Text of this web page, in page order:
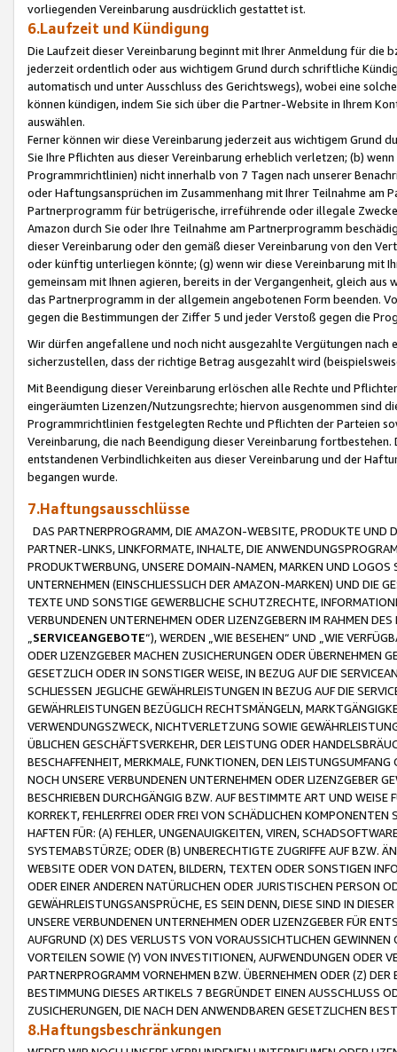
vorliegenden Vereinbarung ausdrücklich gestattet ist.
6.Laufzeit und Kündigung
Die Laufzeit dieser Vereinbarung beginnt mit Ihrer Anmeldung für die
jederzeit ordentlich oder aus wichtigem Grund durch schriftliche
automatisch und unter Ausschluss des Gerichtswegs), wobei eine
können kündigen, indem Sie sich über die Partner-Website in Ihrem
auswählen.
Ferner können wir diese Vereinbarung jederzeit aus wichtigem Grund
Sie Ihre Pflichten aus dieser Vereinbarung erheblich verletzen; (b)
Programmrichtlinien) nicht innerhalb von 7 Tagen nach unserer
oder Haftungsansprüchen im Zusammenhang mit Ihrer Teilnahme am
Partnerprogramm für betrügerische, irreführende oder illegale
Amazon durch Sie oder Ihre Teilnahme am Partnerprogramm
dieser Vereinbarung oder den gemäß dieser Vereinbarung von den
oder künftig unterliegen könnte; (g) wenn wir diese Vereinbarung mit
gemeinsam mit Ihnen agieren, bereits in der Vergangenheit, gleich
das Partnerprogramm in der allgemein angebotenen Form beenden.
gegen die Bestimmungen der Ziffer 5 und jeder Verstoß gegen die
Wir dürfen angefallene und noch nicht ausgezahlte Vergütungen
sicherzustellen, dass der richtige Betrag ausgezahlt wird
Mit Beendigung dieser Vereinbarung erlöschen alle Rechte und
eingeräumten Lizenzen/Nutzungsrechte; hiervon ausgenommen sind
Programmrichtlinien festgelegten Rechte und Pflichten der Parteien
Vereinbarung, die nach Beendigung dieser Vereinbarung
entstandenen Verbindlichkeiten aus dieser Vereinbarung und der
begangen wurde.
7.Haftungsausschlüsse
DAS PARTNERPROGRAMM, DIE AMAZON-WEBSITE, PRODUKTE UND
PARTNER-LINKS, LINKFORMATE, INHALTE, DIE
PRODUKTWERBUNG, UNSERE DOMAIN-NAMEN, MARKEN UND
UNTERNEHMEN (EINSCHLIESSLICH DER AMAZON-MARKEN) UND DIE
TEXTE UND SONSTIGE GEWERBLICHE SCHUTZRECHTE,
VERBUNDENEN UNTERNEHMEN ODER LIZENZGEBERN IM RAHMEN
SERVICEANGEBOTE“), WERDEN „WIE BESEHEN“ UND „WIE
ODER LIZENZGEBER MACHEN ZUSICHERUNGEN ODER ÜBERNEHMEN
GESETZLICH ODER IN SONSTIGER WEISE, IN BEZUG AUF DIE
SCHLIESSEN JEGLICHE GEWÄHRLEISTUNGEN IN BEZUG AUF DIE
GEWÄHRLEISTUNGEN BEZÜGLICH RECHTSMÄNGELN,
VERWENDUNGSZWECK, NICHTVERLETZUNG SOWIE
ÜBLICHEN GESCHÄFTSVERKEHR, DER LEISTUNG ODER
BESCHAFFENHEIT, MERKMALE, FUNKTIONEN, DEN
NOCH UNSERE VERBUNDENEN UNTERNEHMEN ODER LIZENZGEBER
BESCHRIEBEN DURCHGÄNGIG BZW. AUF BESTIMMTE ART UND
KORREKT, FEHLERFREI ODER FREI VON SCHÄDLICHEN
HAFTEN FÜR: (A) FEHLER, UNGENAUIGKEITEN, VIREN,
SYSTEMABSTÜRZE; ODER (B) UNBERECHTIGTE ZUGRIFFE AUF BZW.
WEBSITE ODER VON DATEN, BILDERN, TEXTEN ODER SONSTIGEN
ODER EINER ANDEREN NATÜRLICHEN ODER JURISTISCHEN PERSON
GEWÄHRLEISTUNGSANSPRÜCHE, ES SEIN DENN, DIESE SIND IN
UNSERE VERBUNDENEN UNTERNEHMEN ODER LIZENZGEBER FÜR
AUFGRUND (X) DES VERLUSTS VON VORAUSSICHTLICHEN
VORTEILEN SOWIE (Y) VON INVESTITIONEN, AUFWENDUNGEN ODER
PARTNERPROGRAMM VORNEHMEN BZW. ÜBERNEHMEN ODER (Z)
BESTIMMUNG DIESES ARTIKELS 7 BEGRÜNDET EINEN AUSSCHLUSS
ZUSICHERUNGEN, DIE NACH DEN ANWENDBAREN GESETZLICHEN
8.Haftungsbeschränkungen